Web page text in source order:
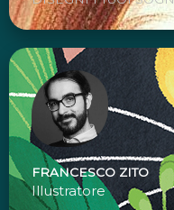
FRANCESCO ZITO
Illustratore